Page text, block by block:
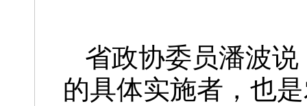
省政协委员潘波
的具体实施者，也